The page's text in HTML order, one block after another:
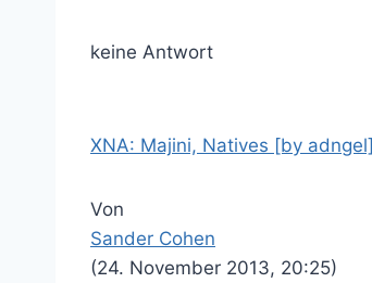
keine Antwort
XNA: Majini, Natives [by adngel]
Von
Sander Cohen
(24. November 2013, 20:25)